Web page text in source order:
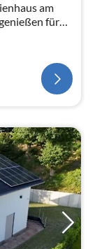
am
für
Paar.